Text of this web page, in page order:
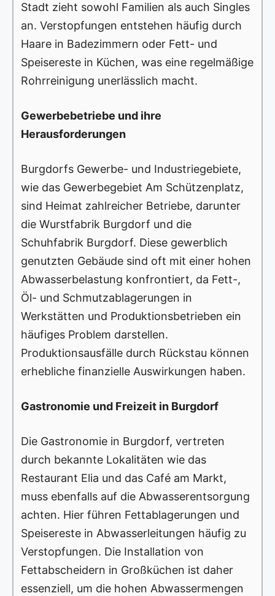
Stadt zieht sowohl Familien als auch Singles
an. Verstopfungen entstehen häufig durch
Haare in Badezimmern oder Fett- und
Speisereste in Küchen, was eine regelmäßige
Rohrreinigung unerlässlich macht.
Gewerbebetriebe und ihre
Herausforderungen
Burgdorfs Gewerbe- und Industriegebiete,
wie das Gewerbegebiet Am Schützenplatz,
sind Heimat zahlreicher Betriebe, darunter
die Wurstfabrik Burgdorf und die
Schuhfabrik Burgdorf. Diese gewerblich
genutzten Gebäude sind oft mit einer hohen
Abwasserbelastung konfrontiert, da Fett-,
Öl- und Schmutzablagerungen in
Werkstätten und Produktionsbetrieben ein
häufiges Problem darstellen.
Produktionsausfälle durch Rückstau können
erhebliche finanzielle Auswirkungen haben.
Gastronomie und Freizeit in Burgdorf
Die Gastronomie in Burgdorf, vertreten
durch bekannte Lokalitäten wie das
Restaurant Elia und das Café am Markt,
muss ebenfalls auf die Abwasserentsorgung
achten. Hier führen Fettablagerungen und
Speisereste in Abwasserleitungen häufig zu
Verstopfungen. Die Installation von
Fettabscheidern in Großküchen ist daher
essenziell, um die hohen Abwassermengen